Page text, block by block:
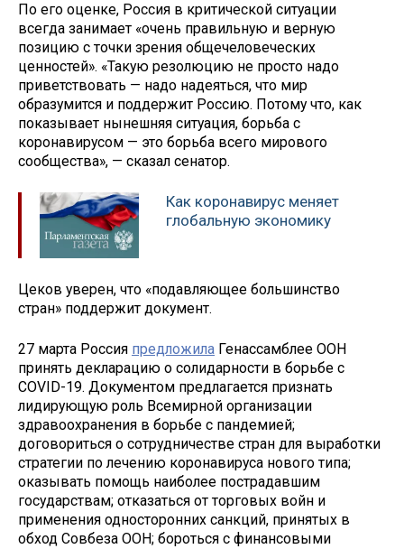
По его оценке, Россия в критической ситуации
всегда занимает «очень правильную и верную
позицию с точки зрения общечеловеческих
ценностей». «Такую резолюцию не просто надо
приветствовать — надо надеяться, что мир
образумится и поддержит Россию. Потому что, как
показывает нынешняя ситуация, борьба с
коронавирусом — это борьба всего мирового
сообщества», — сказал сенатор.
Как коронавирус меняет
глобальную экономику
Цеков уверен, что «подавляющее большинство
стран» поддержит документ.
27 марта Россия предложила Генассамблее ООН
принять декларацию о солидарности в борьбе с
COVID-19. Документом предлагается признать
лидирующую роль Всемирной организации
здравоохранения в борьбе с пандемией;
договориться о сотрудничестве стран для выработки
стратегии по лечению коронавируса нового типа;
оказывать помощь наиболее пострадавшим
государствам; отказаться от торговых войн и
применения односторонних санкций, принятых в
обход Совбеза ООН; бороться с финансовыми